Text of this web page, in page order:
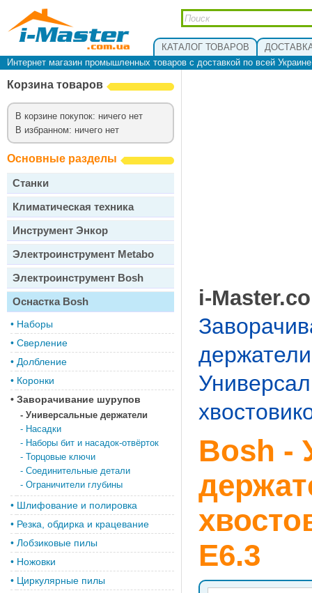
КАТАЛОГ ТОВАРОВ
Интернет магазин промышленных товаров с доставкой по всей
Корзина товаров
В корзине покупок: ничего нет
В избранном: ничего нет
Основные разделы
Станки
Климатическая техника
Инструмент Энкор
Электроинструмент Metabo
Электроинструмент Bosh
Оснастка Bosh
• Наборы
• Сверление
• Долбление
• Коронки
• Заворачивание шурупов
- Универсальные держатели
- Насадки
- Наборы бит и насадок-отвёрток
- Торцовые ключи
- Соединительные детали
- Ограничители глубины
• Шлифование и полировка
• Резка, обдирка и крацевание
• Лобзиковые пилы
• Ножовки
• Циркулярные пилы
i-
держатели
Bosh -
E6.3